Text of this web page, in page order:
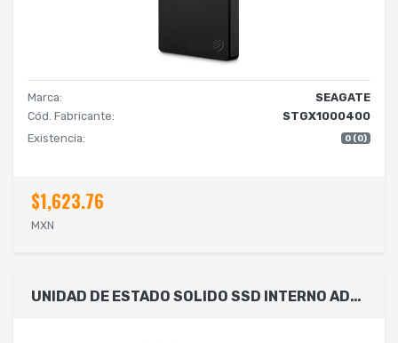
Marca:
SEAGATE
Cód. Fabricante:
STGX1000400
Existencia:
0 (0)
$1,623.76
MXN
UNIDAD DE ESTADO SOLIDO SSD INTERNO ADATA SU630 480GB 2.5 SATA3 LECT. 520 ESCRIT. 450 MBS 7MM PC LAPTOP MINIPC SIN BRACKET 3DNAND ASU630SS-480GQ-R